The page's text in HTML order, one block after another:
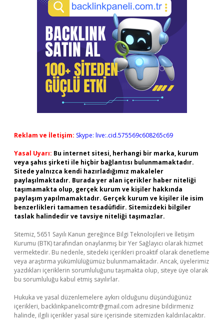
Reklam ve İletişim: Skype: live:.cid.575569c608265c69
Yasal Uyarı: Bu internet sitesi, herhangi bir marka, kurum
veya şahıs şirketi ile hiçbir bağlantısı bulunmamaktadır.
Sitede yalnızca kendi hazırladığımız makaleler
paylaşılmaktadır. Burada yer alan içerikler haber niteliği
taşımamakta olup, gerçek kurum ve kişiler hakkında
paylaşım yapılmamaktadır. Gerçek kurum ve kişiler ile isim
benzerlikleri tamamen tesadüfidir. Sitemizdeki bilgiler
taslak halindedir ve tavsiye niteliği taşımazlar.
Sitemiz, 5651 Sayılı Kanun gereğince Bilgi Teknolojileri ve İletişim
Kurumu (BTK) tarafından onaylanmış bir Yer Sağlayıcı olarak hizmet
vermektedir. Bu nedenle, sitedeki içerikleri proaktif olarak denetleme
veya araştırma yükümlülüğümüz bulunmamaktadır. Ancak, üyelerimiz
yazdıkları içeriklerin sorumluluğunu taşımakta olup, siteye üye olarak
bu sorumluluğu kabul etmiş sayılırlar.
Hukuka ve yasal düzenlemelere aykırı olduğunu düşündüğünüz
içerikleri, backlinkpanelicomtr@gmail.com adresine bildirmeniz
halinde, ilgili içerikler yasal süre içerisinde sitemizden kaldırılacaktır.